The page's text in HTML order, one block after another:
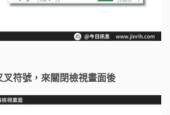
叉符號，來關閉檢視畫面後